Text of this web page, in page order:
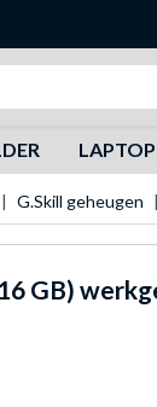
G.Skill geheugen
GB)